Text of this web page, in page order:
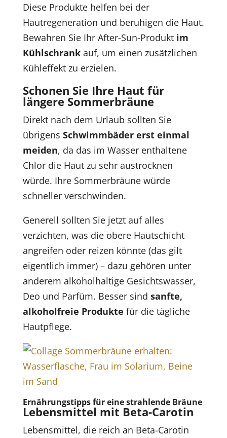
Diese Produkte helfen bei der
Hautregeneration und beruhigen die Haut.
Bewahren Sie Ihr After-Sun-Produkt im
Kühlschrankauf, um einen zusätzlichen
Kühleffekt zu erzielen.
Schonen Sie Ihre Haut für
längere Sommerbräune
Direkt nach dem Urlaub sollten Sie
übrigens Schwimmbäder erst einmal
meiden, da das im Wasser enthaltene
Chlor die Haut zu sehr austrocknen
würde. Ihre Sommerbräune würde
schneller verschwinden.
Generell sollten Sie jetzt auf alles
verzichten, was die obere Hautschicht
angreifen oder reizen könnte (das gilt
eigentlich immer) – dazu gehören unter
anderem alkoholhaltige Gesichtswasser,
Deo und Parfüm. Besser sind sanfte,
alkoholfreie Produkte für die tägliche
Hautpflege.
Ernährungstipps für eine strahlende Bräune
Lebensmittel mit Beta-Carotin
Lebensmittel, die reich an Beta-Carotin